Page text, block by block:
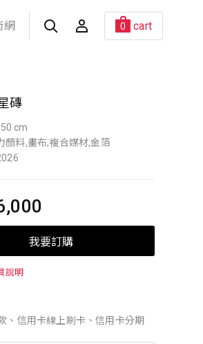
網 0 cart
磚
cm
顏料,畫布,複合媒材,金箔
我要訂購
說明
、信用卡線上刷卡、信用卡分期